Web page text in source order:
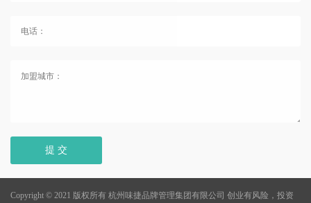
提 交
Copyright © 2021 版权所有 杭州味捷品牌管理集团有限公司 创业有风险，投资